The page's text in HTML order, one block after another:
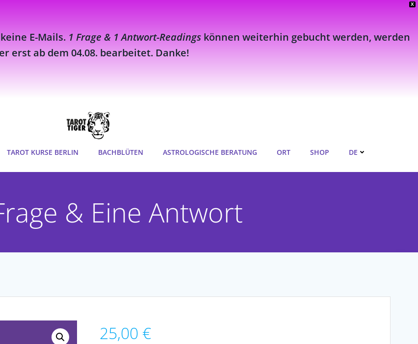
X
E-Mails. 1 Frage & 1 Antwort-Readingskönnen weiterhin gebucht werden, werden
erst ab dem 04.08. bearbeitet. Danke!
TAROT KURSE BERLIN BACHBLÜTEN ASTROLOGISCHE BERATUNG ORT SHOP DE
& Eine Antwort
25,00 €